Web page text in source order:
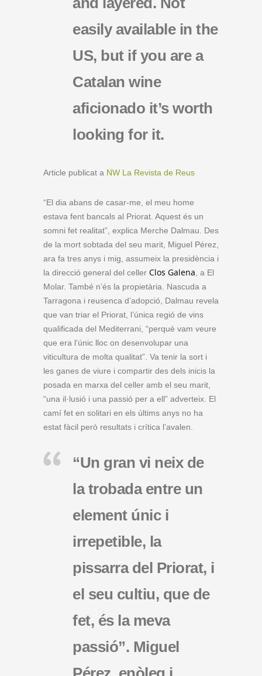
easily available in the
US, but if you are a
Catalan wine
aficionado it’s worth
looking for it.
Article publicat a NW La Revista de Reus
“El dia abans de casar-me, el meu home
estava fent bancals al Priorat. Aquest és un
somni fet realitat”, explica Merche Dalmau. Des
de la mort sobtada del seu marit, Miguel Pérez,
ara fa tres anys i mig, assumeix la presidència i
la direcció general del celler Clos Galena , a El
Molar. També n’és la propietària. Nascuda a
Tarragona i reusenca d’adopció, Dalmau revela
que van triar el Priorat, l’única regió de vins
qualificada del Mediterrani, “perquè vam veure
que era l’únic lloc on desenvolupar una
viticultura de molta qualitat”. Va tenir la sort i
les ganes de viure i compartir des dels inicis la
posada en marxa del celler amb el seu marit,
“una il·lusió i una passió per a ell” adverteix. El
camí fet en solitari en els últims anys no ha
estat fàcil però resultats i crítica l’avalen.
“Un gran vi neix de
la trobada entre un
element únic i
irrepetible, la
pissarra del Priorat, i
el seu cultiu, que de
fet, és la meva
passió”. Miguel